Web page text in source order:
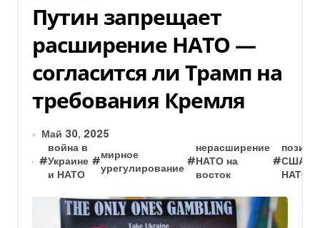
Путин запрещает
расширение НАТО —
согласится ли Трамп на
требования Кремля
Май 30, 2025
#
война в
Украине
и НАТО
#
мирное
урегулирование
#
нерасширение
НАТО на
восток
#США
НАТО